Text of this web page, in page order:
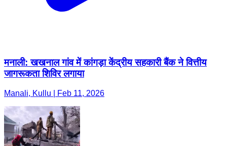
मनाली: खखनाल गांव में कांगड़ा केंद्रीय सहकारी बैंक ने वित्तीय
जागरूकता शिविर लगाया
Manali, Kullu | Feb 11, 2026